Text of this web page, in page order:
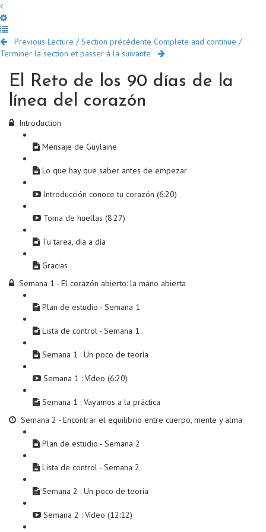
Previous Lecture / Section précédente Complete and continue /
Terminer la section et passer à la suivante
El Reto de los 90 días de la
línea del corazón
Introduction
Mensaje de Guylaine
Lo que hay que saber antes de empezar
Introducción conoce tu corazón (6:20)
Toma de huellas (8:27)
Tu tarea, día a día
Gracias
Semana 1 - El corazón abierto: la mano abierta
Plan de estudio - Semana 1
Lista de control - Semana 1
Semana 1 : Un poco de teoría
Semana 1 : Vídeo (6:20)
Semana 1 : Vayamos a la práctica
Semana 2 - Encontrar el equilibrio entre cuerpo, mente y alma
Plan de estudio - Semana 2
Lista de control - Semana 2
Semana 2 : Un poco de teoría
Semana 2 : Vídeo (12:12)